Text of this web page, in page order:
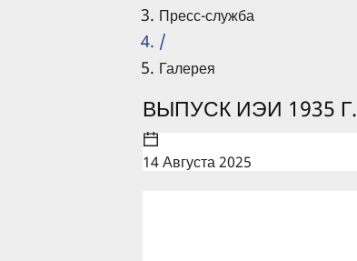
Пресс-служба
/
Галерея
ВЫПУСК ИЭИ 1935 Г.
14 Августа 2025